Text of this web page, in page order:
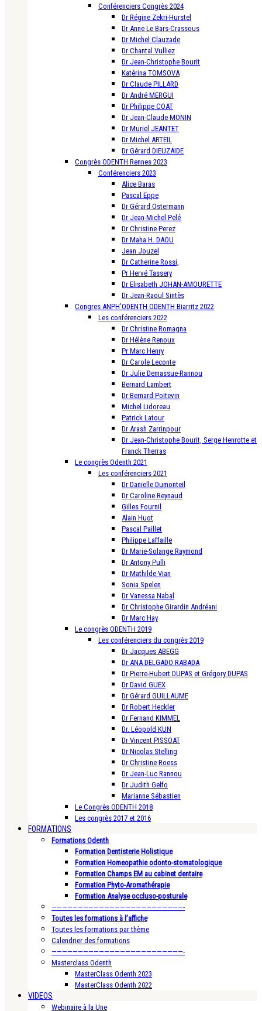
Conférenciers Congrès 2024
Dr Régine Zekri-Hurstel
Dr Anne Le Bars-Crassous
Dr Michel Clauzade
Dr Chantal Vulliez
Dr Jean-Christophe Bourit
Katérina TOMSOVA
Dr Claude PILLARD
Dr André MERGUI
Dr Philippe COAT
Dr Jean-Claude MONIN
Dr Muriel JEANTET
Dr Michel ARTEIL
Dr Gérard DIEUZAIDE
Congrès ODENTH Rennes 2023
Conférenciers 2023
Alice Baras
Pascal Eppe
Dr Gérard Ostermann
Dr Jean-Michel Pelé
Dr Christine Perez
Dr Maha H. DAOU
Jean Jouzel
Dr Catherine Rossi,
Pr Hervé Tassery
Dr Elisabeth JOHAN-AMOURETTE
Dr Jean-Raoul Sintès
Congres ANPH’ODENTH ODENTH Biarritz 2022
Les conférenciers 2022
Dr Christine Romagna
Dr Hélène Renoux
Pr Marc Henry
Dr Carole Leconte
Dr Julie Demassue-Rannou
Bernard Lambert
Dr Bernard Poitevin
Michel Lidoreau
Patrick Latour
Dr Arash Zarrinpour
Dr Jean-Christophe Bourit, Serge Henrotte et
Franck Therras
Le congrès Odenth 2021
Les conférenciers 2021
Dr Danielle Dumonteil
Dr Caroline Reynaud
Gilles Fournil
Alain Huot
Pascal Paillet
Philippe Laffaille
Dr Marie-Solange Raymond
Dr Antony Pulli
Dr Mathilde Vian
Sonia Spelen
Dr Vanessa Nabal
Dr Christophe Girardin Andréani
Dr Marc Hay
Le congrès ODENTH 2019
Les conférenciers du congrès 2019
Dr Jacques ABEGG
Dr ANA DELGADO RABADA
Dr Pierre-Hubert DUPAS et Grégory DUPAS
Dr David GUEX
Dr Gérard GUILLAUME
Dr Robert Heckler
Dr Fernand KIMMEL
Dr. Léopold KUN
Dr Vincent PISSOAT
Dr Nicolas Stelling
Dr Christine Roess
Dr Jean-Luc Rannou
Dr Judith Gelfo
Marianne Sébastien
Le Congrès ODENTH 2018
Les congrès 2017 et 2016
FORMATIONS
Formations Odenth
Formation Dentisterie Holistique
Formation Homeopathie odonto-stomatologique
Formation Champs EM au cabinet dentaire
Formation Phyto-Aromathérapie
Formation Analyse occluso-posturale
—————————————————————————-
Toutes les formations à l’affiche
Toutes les formations par thème
Calendrier des formations
—————————————————————————-
Masterclass Odenth
MasterClass Odenth 2023
MasterClass Odenth 2022
VIDEOS
Webinaire à la Une